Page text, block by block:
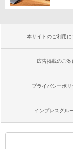
本サイトのご利用に
広告掲載のご案
プライバシーポリ
インプレスグル